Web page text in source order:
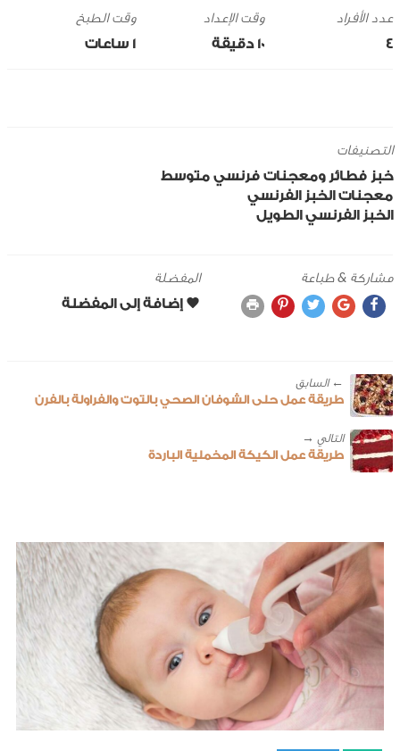
4
وقت الإعداد
10 ‎دقيقة
وقت الطبخ
1 ساعات
التصنيفات
خبز فطائر ومعجنات فرنسي متوسط
معجنات الخبز الفرنسي
الخبز الفرنسي الطويل
مشاركة & طباعة المفضلة
← ‎السابق
طريقة عمل حلى الشوفان الصحي بالتوت والفراولة بالفرن
طريقة عمل الكيكة المخملية الباردة